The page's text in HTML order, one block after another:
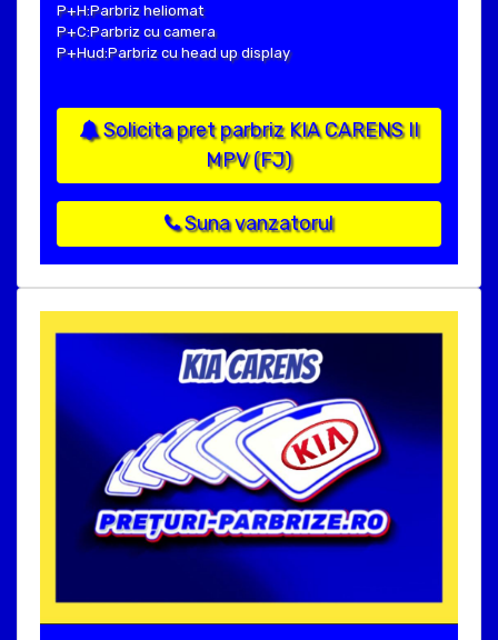
P+H:Parbriz heliomat
P+C:Parbriz cu camera
P+Hud:Parbriz cu head up display
Solicita pret parbriz KIA CARENS II
MPV (FJ)
Suna vanzatorul